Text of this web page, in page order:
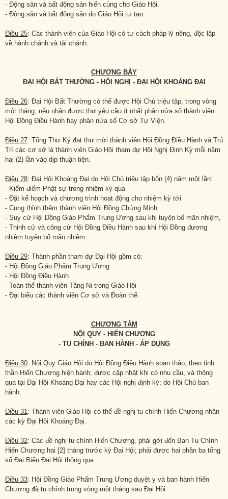
- Động sản và bất động sản hiến cúng cho Giáo Hội.
- Động sản và bất động sản do Giáo Hội tự tạo.
Điều 25: Các thành viên của Giáo Hội có tư cách pháp lý riêng, độc lập
về hành chánh và tài chánh.
CHƯƠNG BẢY
ĐẠI HỘI BẤT THƯỜNG - HỘI NGHỊ - ĐẠI HỘI KHOÁNG ĐẠI
Điều 26: Đại Hội Bất Thường có thể được Hội Chủ triệu tập, trong vòng
một tháng, nếu nhận được thư yêu cầu ít nhất phân nửa số thành viên
Hội Đồng Điều Hành hay phân nửa số Cơ sở Tự Viện.
Điều 27: Tổng Thư Ký đạt thư mời thành viên Hội Đồng Điều Hành và Trú
Trì các cơ sở là thành viên Giáo Hội tham dự Hội Nghị Định Kỳ mỗi năm
hai (2) lần vào dịp thuận tiện.
Điều 28: Đại Hội Khoáng Đại do Hội Chủ triệu tập bốn (4) năm một lần:
- Kiểm điểm Phật sự trong nhiệm kỳ qua
- Đặt kế hoạch và chương trình hoạt động cho nhiệm kỳ tới
- Cung thỉnh thêm thành viên Hội Đồng Chứng Minh
- Suy cử Hội Đồng Giáo Phẩm Trung Ương sau khi tuyên bố mãn nhiệm,
- Thỉnh cử và công cử Hội Đồng Điều Hành sau khi Hội Đồng đương
nhiệm tuyên bố mãn nhiệm.
Điều 29: Thành phần tham dự Đại Hội gồm có:
- Hội Đồng Giáo Phẩm Trung Ương
- Hội Đồng Điều Hành
- Toàn thể thành viên Tăng Ni trong Giáo Hội
- Đại biểu các thành viên Cơ sở và Đoàn thể.
CHƯƠNG TÁM
NỘI QUY - HIẾN CHƯƠNG
- TU CHÍNH - BAN HÀNH - ÁP DỤNG
Điều 30: Nội Quy Giáo Hội do Hội Đồng Điều Hành soạn thảo, theo tinh
thần Hiến Chương hiện hành; được cập nhật khi có nhu cầu, và thông
qua tại Đại Hội Khoáng Đại hay các Hội nghị định kỳ; do Hội Chủ ban
hành.
Điều 31: Thành viên Giáo Hội có thể đề nghị tu chính Hiến Chương nhân
các kỳ Đại Hội Khoáng Đại.
Điều 32: Các đề nghị tu chính Hiến Chương, phải gởi đến Ban Tu Chính
Hiến Chương hai [2] tháng trước kỳ Đại Hội; phải được hai phần ba tổng
số Đại Biểu Đại Hội thông qua.
Điều 33: Hội Đồng Giáo Phẩm Trung Ương duyệt y và ban hành Hiến
Chương đã tu chính trong vòng một tháng sau Đại Hội.